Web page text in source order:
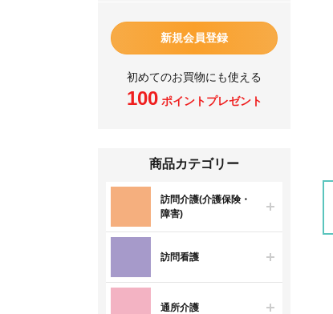
新規会員登録
初めてのお買物にも使える
100ポイントプレゼント
商品カテゴリー
訪問介護(介護保険・
障害)
訪問看護
通所介護